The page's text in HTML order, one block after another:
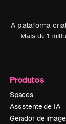
A plataforma
Mais de 1
Produtos
Spaces
Assistente de IA
Gerador de